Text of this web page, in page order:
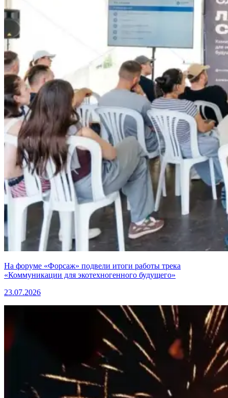
На форуме «Форсаж» подвели итоги работы трека
«Коммуникации для экотехногенного будущего»
23.07.2026